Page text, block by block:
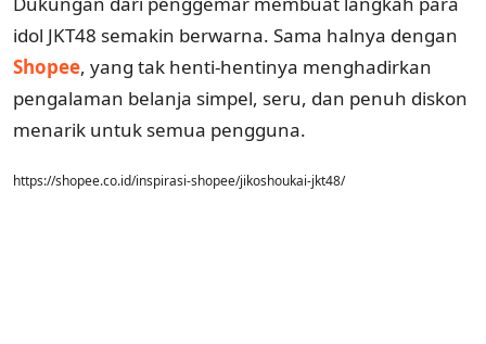
idol JKT48 semakin berwarna. Sama halnya dengan
Shopee, yang tak henti-hentinya menghadirkan
pengalaman belanja simpel, seru, dan penuh diskon
menarik untuk semua pengguna.
https://shopee.co.id/inspirasi-shopee/jikoshoukai-jkt48/